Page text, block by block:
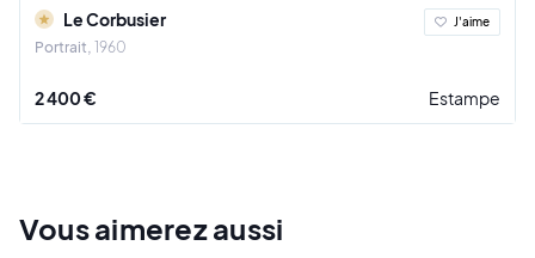
Le Corbusier
Portrait 1960
J'aime
2 400 € Estampe
Vousaimerezaussi